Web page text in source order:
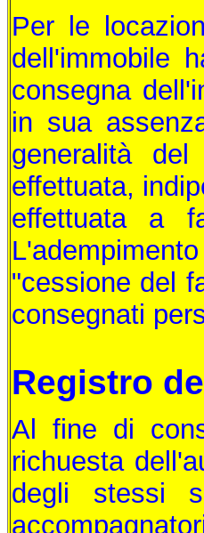
Per le
dell'immobile
consegna
in sua
generalità
effettuata,
effettuata a
"cessione del
consegnati
Registro
Al fine di
richuesta
degli stessi